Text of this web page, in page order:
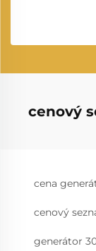
cenový
cena
cenový
generátor